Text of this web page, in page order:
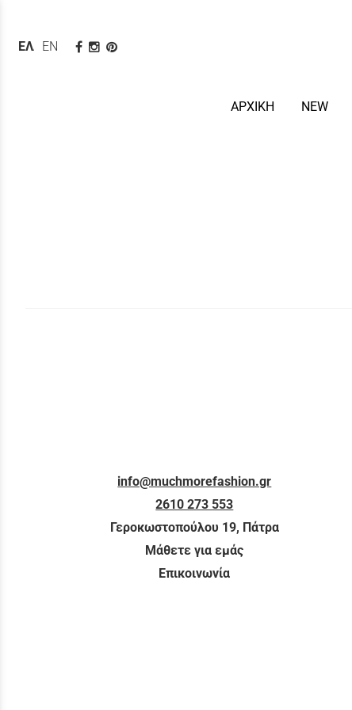
ΕΛΛΗΝΙΚΆ
ENGLISH
ΑΡΧΙΚΗ NEW
info@muchmorefashion.gr
2610 273 553
Γεροκωστοπούλου 19, Πάτρα
Μάθετε για εμάς
Επικοινωνία